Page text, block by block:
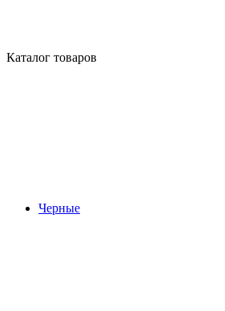
Каталог товаров
Черные